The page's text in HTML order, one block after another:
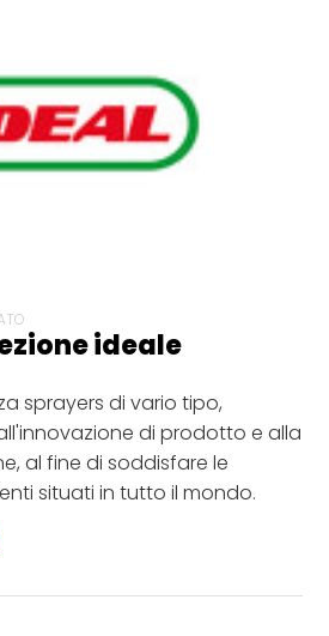
ideale
sprayers di vario tipo,
di prodotto e alla
al fine di soddisfare le
situati in tutto il mondo.